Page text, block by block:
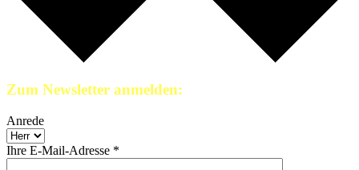
Zum Newsletter anmelden:
Anrede
Ihre E-Mail-Adresse *